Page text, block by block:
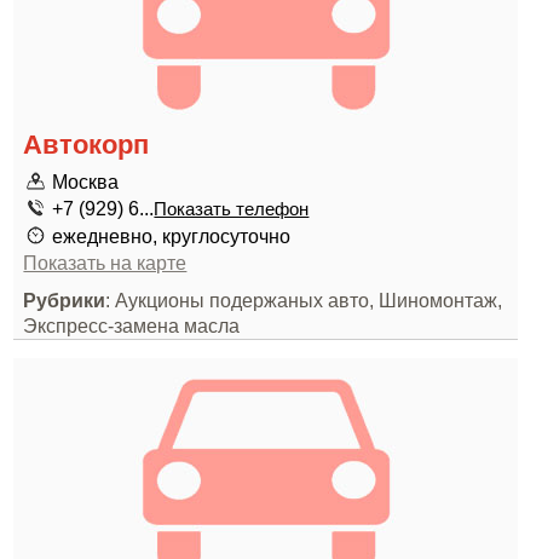
Автокорп
Москва
+7 (929) 6...Показать телефон
ежедневно, круглосуточно
Показать на карте
Рубрики: Аукционы подержаных авто, Шиномонтаж,
Экспресс-замена масла